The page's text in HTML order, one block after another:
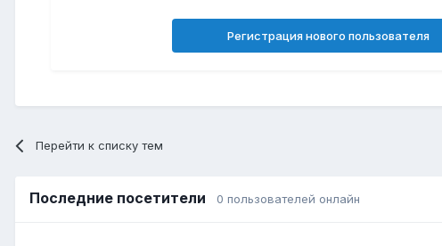
Регистрация нового пользователя
Перейти к списку тем
Последние посетители 0 пользователей онлайн